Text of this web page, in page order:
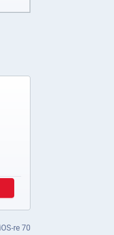
re 70